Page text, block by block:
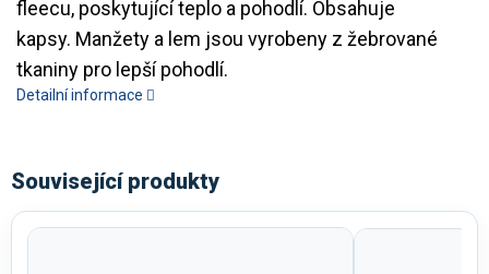
fleecu, poskytující teplo a pohodlí. Obsahuje
kapsy. Manžety a lem jsou vyrobeny z žebrované
tkaniny pro lepší pohodlí.
Detailní informace
Související produkty